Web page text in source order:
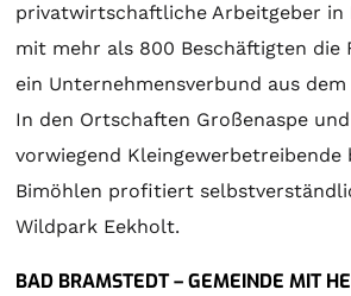
privatwirtschaftliche Arbeitgeber in
mit mehr als 800 Beschäftigten die
ein Unternehmensverbund aus
In den Ortschaften Großenaspe
vorwiegend Kleingewerbetreibende
Bimöhlen profitiert
Wildpark Eekholt.
BAD BRAMSTEDT – GEMEINDE MIT